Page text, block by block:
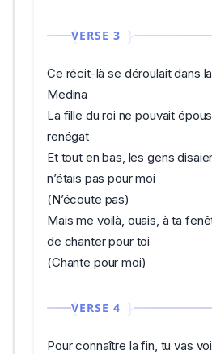
VERSE 3
Ce récit-là se déroulait dans
Medina
La fille du roi ne pouvait
renégat
Et tout en bas, les gens
n’étais pas pour moi
(N’écoute pas)
Mais me voilà, ouais, à ta
de chanter pour toi
(Chante pour moi)
VERSE 4
Pour connaître la fin, tu vas